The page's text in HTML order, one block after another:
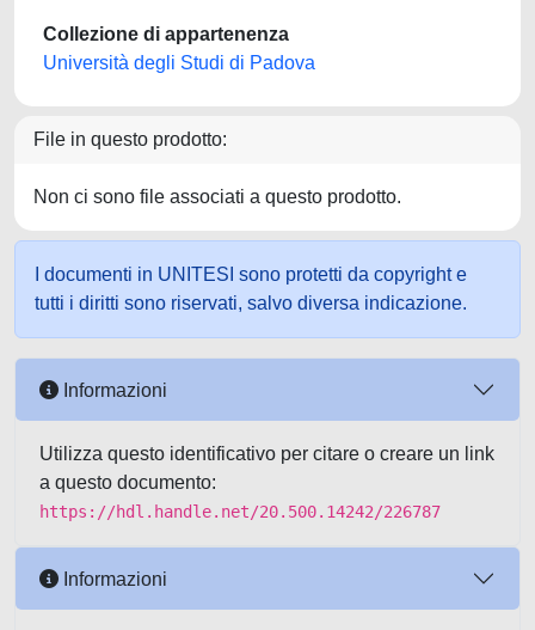
Collezione di appartenenza
Università degli Studi di Padova
File in questo prodotto:
Non ci sono file associati a questo prodotto.
I documenti in UNITESI sono protetti da copyright e
tutti i diritti sono riservati, salvo diversa indicazione.
Informazioni
Utilizza questo identificativo per citare o creare un link
a questo documento:
https://hdl.handle.net/20.500.14242/226787
Informazioni